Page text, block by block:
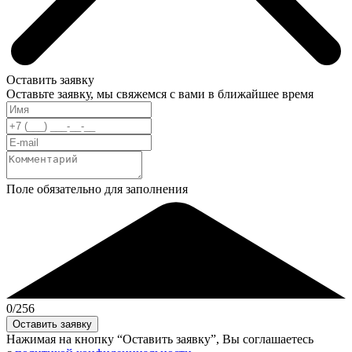
Оставить заявку
Оставьте заявку, мы свяжемся с вами в ближайшее время
Поле обязательно для заполнения
0/256
Нажимая на кнопку “Оставить заявку”, Вы соглашаетесь